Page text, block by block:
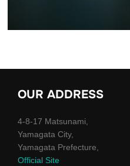
OUR ADDRESS
4-8-17 Matsunami,
Yamagata City,
Yamagata Prefecture,
Official Site